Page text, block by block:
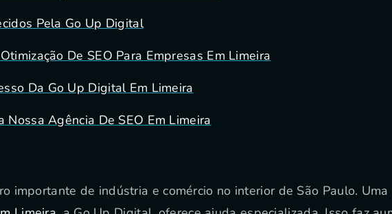
Pela Go Up Digital
De SEO Para Empresas Em Limeira
Da Go Up Digital Em Limeira
Nossa Agência De SEO Em Limeira
importante de indústria e comércio no interior de São Paulo. Uma